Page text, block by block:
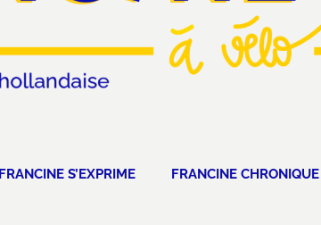
FRANCINE S’EXPRIME FRANCINE CHRONIQUE